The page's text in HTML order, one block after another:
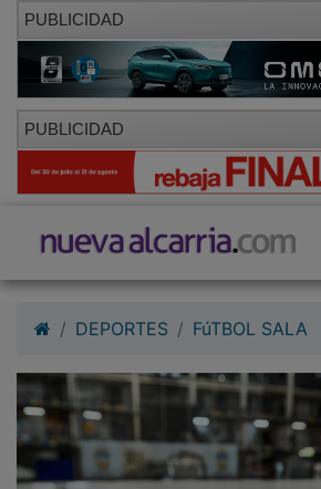
PUBLICIDAD
PUBLICIDAD
DEPORTES FúTBOL SALA